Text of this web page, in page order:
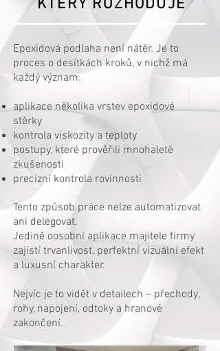
KTERÝ ROZHODUJE
Epoxidová podlaha není nátěr. Je to
proces o desítkách kroků, v nichž má
každý význam.
aplikace několika vrstev epoxidové
stěrky
kontrola viskozity a teploty
postupy, které prověřili mnohaleté
zkušenosti
precizní kontrola rovinnosti
Tento způsob práce nelze automatizovat
ani delegovat.
Jedině oosobní aplikace majitele firmy
zajistí trvanlivost, perfektní vizuální efekt
a luxusní charakter.
Nejvíc je to vidět v detailech – přechody,
rohy, napojení, odtoky a hranové
zakončení.